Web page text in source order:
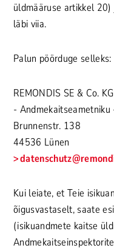
üldmääruse artikkel
läbi viia.
Palun pöörduge selleks:
REMONDIS SE & Co. KG
- Andmekaitseametniku
Brunnenstr. 138
44536 Lünen
datenschutz
Kui leiate, et Teie
õigusvastaselt, saate
(isikuandmete kaitse